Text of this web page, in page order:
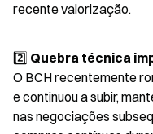
recente valorização.
2️⃣ Quebra técnica
O BCH recentemente
e continuou a subir,
nas negociações